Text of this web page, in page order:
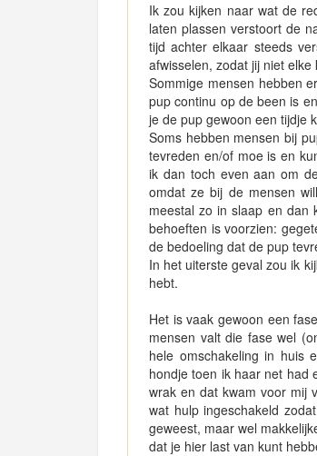
Ik zou kijken naar wat de
laten plassen verstoort de
tijd achter elkaar steeds
afwisselen, zodat jij niet
Sommige mensen hebben
pup continu op de been is
je de pup gewoon een tijdje
Soms hebben mensen bij
tevreden en/of moe is en
ik dan toch even aan om
omdat ze bij de mensen
meestal zo in slaap en dan
behoeften is voorzien:
de bedoeling dat de pup
In het uiterste geval zou ik
hebt.
Het is vaak gewoon een
mensen valt die fase wel
hele omschakeling in huis
hondje toen ik haar net had
wrak en dat kwam voor mij
wat hulp ingeschakeld
geweest, maar wel
dat je hier last van kunt